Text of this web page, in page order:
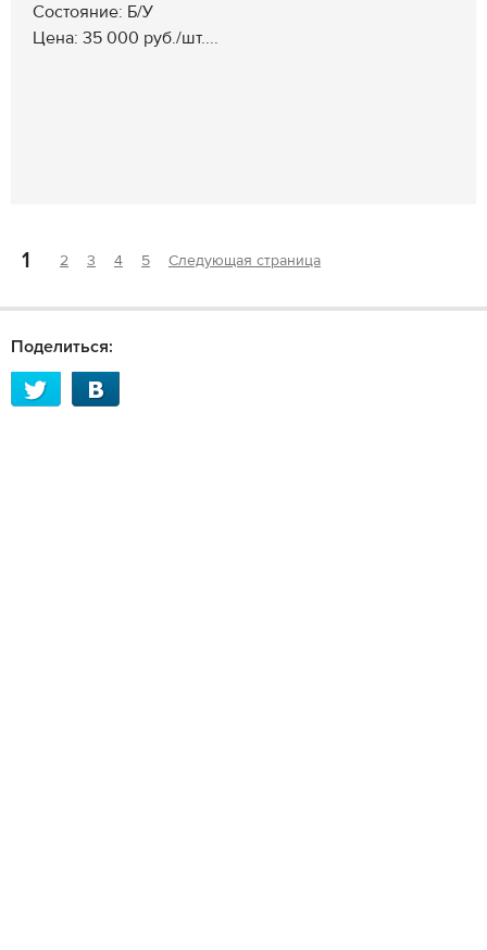
Состояние: Б/У
Цена: 35 000 руб./шт....
1 2 3 4 5 Следующая страница
Поделиться: